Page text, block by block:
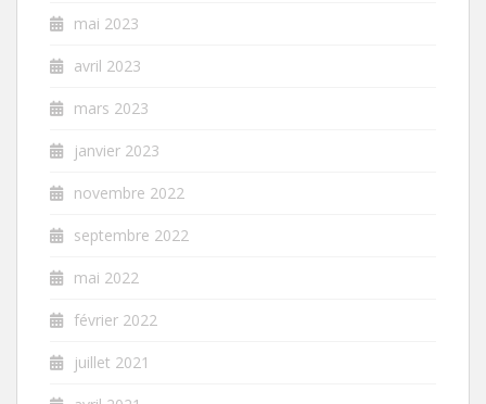
mai 2023
avril 2023
mars 2023
janvier 2023
novembre 2022
septembre 2022
mai 2022
février 2022
juillet 2021